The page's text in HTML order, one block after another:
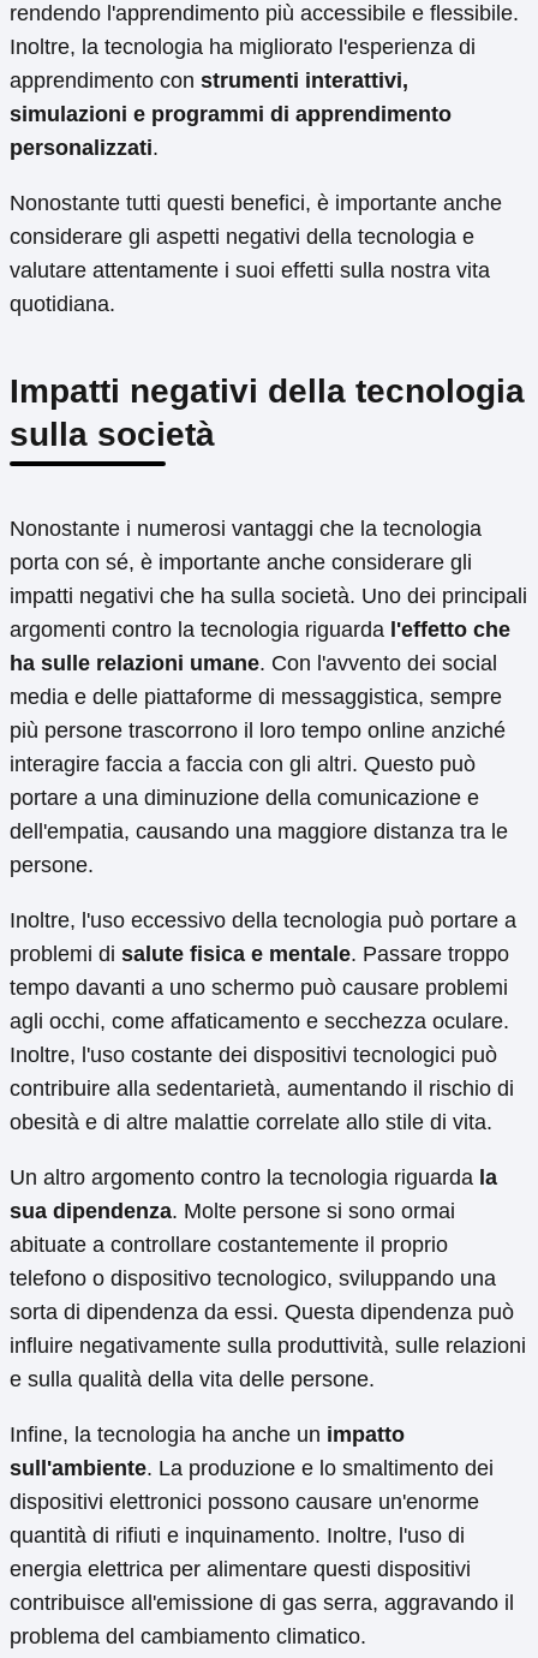
rendendo l'apprendimento più accessibile e flessibile.
Inoltre, la tecnologia ha migliorato l'esperienza di
apprendimento con strumenti interattivi,
simulazioni e programmi di apprendimento
personalizzati.
Nonostante tutti questi benefici, è importante anche
considerare gli aspetti negativi della tecnologia e
valutare attentamente i suoi effetti sulla nostra vita
quotidiana.
Impatti negativi della tecnologia
sulla società
Nonostante i numerosi vantaggi che la tecnologia
porta con sé, è importante anche considerare gli
impatti negativi che ha sulla società. Uno dei principali
argomenti contro la tecnologia riguarda l'effetto che
ha sulle relazioni umane. Con l'avvento dei social
media e delle piattaforme di messaggistica, sempre
più persone trascorrono il loro tempo online anziché
interagire faccia a faccia con gli altri. Questo può
portare a una diminuzione della comunicazione e
dell'empatia, causando una maggiore distanza tra le
persone.
Inoltre, l'uso eccessivo della tecnologia può portare a
problemi di salute fisica e mentale. Passare troppo
tempo davanti a uno schermo può causare problemi
agli occhi, come affaticamento e secchezza oculare.
Inoltre, l'uso costante dei dispositivi tecnologici può
contribuire alla sedentarietà, aumentando il rischio di
obesità e di altre malattie correlate allo stile di vita.
Un altro argomento contro la tecnologia riguarda la
sua dipendenza. Molte persone si sono ormai
abituate a controllare costantemente il proprio
telefono o dispositivo tecnologico, sviluppando una
sorta di dipendenza da essi. Questa dipendenza può
influire negativamente sulla produttività, sulle relazioni
e sulla qualità della vita delle persone.
Infine, la tecnologia ha anche un impatto
sull'ambiente. La produzione e lo smaltimento dei
dispositivi elettronici possono causare un'enorme
quantità di rifiuti e inquinamento. Inoltre, l'uso di
energia elettrica per alimentare questi dispositivi
contribuisce all'emissione di gas serra, aggravando il
problema del cambiamento climatico.